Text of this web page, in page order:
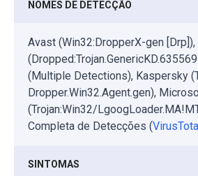
NOMES DE DETECÇÃO
Avast (Win32:DropperX-gen
(Multiple Detections), Kaspersky
Dropper.Win32.Agent.gen),
(Trojan:Win32/
Completa de Detecções (
SINTOMAS